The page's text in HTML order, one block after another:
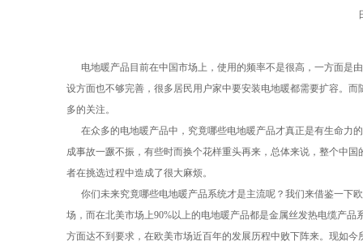
电地暖产品目前在中国市场上，使用的频率不是很高，一方面是
设方面也不够完善，很多居民用户家中要安装电地暖都需要扩容。
多的关注。
在众多的电地暖产品中，究竟哪些电地暖产品才真正是有生命力
成事故一蹶不振，有些时而换个花样重头再来，总体来说，整个中
者在挑选过程中造成了很大麻烦。
你们未来究竟哪些电地暖产品系统才是主流呢？我们来借鉴一下
场，而在北美市场上90%以上的电地暖产品都是金属丝发热电缆产
方面达不到要求，在欧美市场近百年的发展历程中败下阵来。现如